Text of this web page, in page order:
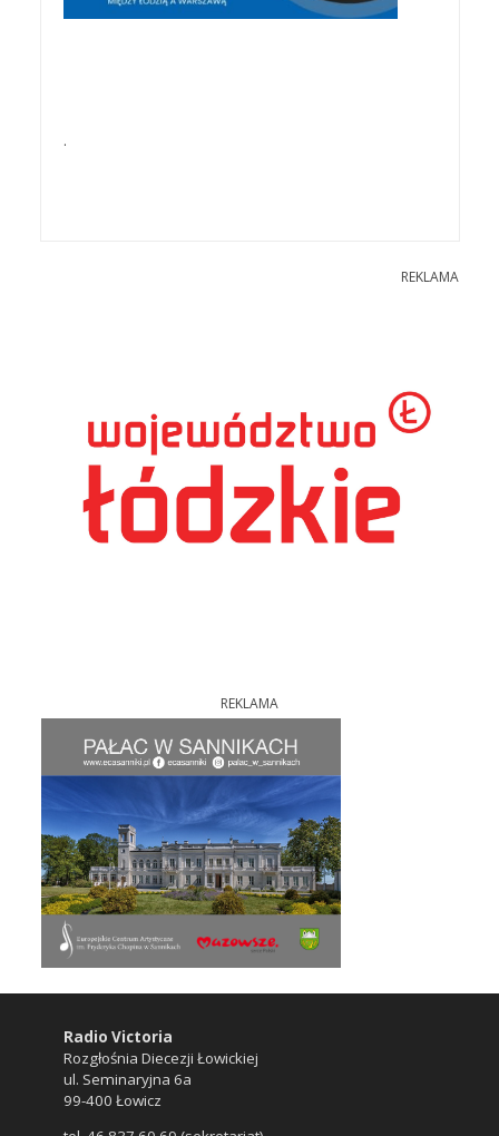
.
REKLAMA
REKLAMA
Radio Victoria
Rozgłośnia Diecezji Łowickiej
ul. Seminaryjna 6a
99-400 Łowicz